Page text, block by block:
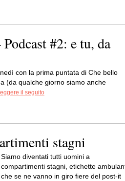
#2: e tu, da
con la prima puntata di Che bello
(da qualche giorno siamo anche
il seguito
stagni
Siamo diventati tutti uomini a
compartimenti stagni, etichette
che se ne vanno in giro fiere del post-it